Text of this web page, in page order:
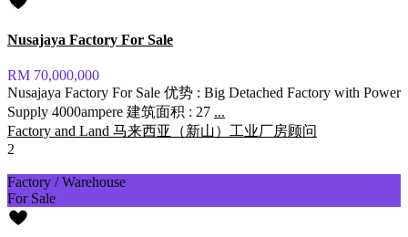
Nusajaya Factory For Sale
RM 70,000,000
Nusajaya Factory For Sale 优势 : Big Detached Factory with Power
Supply 4000ampere 建筑面积 : 27 ...
Factory and Land 马来西亚（新山）工业厂房顾问
2
Factory / Warehouse
For Sale